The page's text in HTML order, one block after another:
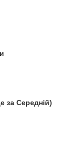
за Середній)